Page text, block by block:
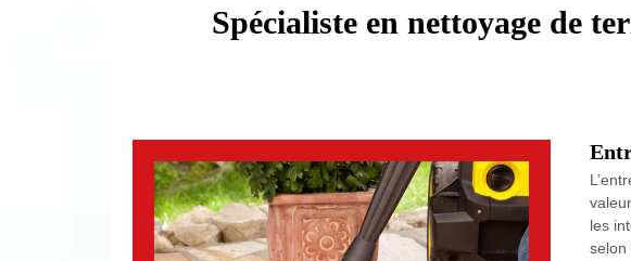
Spécialiste en nettoyage de
les
selon